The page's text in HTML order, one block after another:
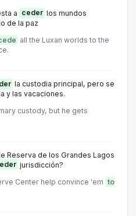
a ceder los mundos
de la paz
all the Luxan worlds to the
la custodia principal, pero se
y las vacaciones.
custody, but he gets
Reserva de los Grandes Lagos
jurisdicción?
Center help convince 'em to